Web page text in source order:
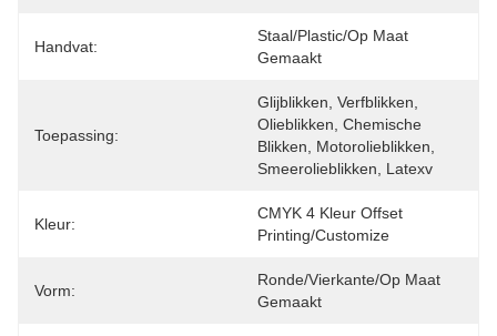
Handvat:
Staal/plastic/op Maat
Gemaakt
Toepassing:
Glijblikken, Verfblikken,
Olieblikken, Chemische
Blikken, Motorolieblikken,
Smeerolieblikken, Latexv
Kleur:
CMYK 4 Kleur Offset
Printing/Customize
Vorm:
Ronde/vierkante/op Maat
Gemaakt